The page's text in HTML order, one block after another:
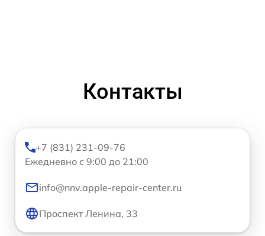
Контакты
+7 (831) 231-09-76
Ежедневно с 9:00 до 21:00
info@nnv.apple-repair-center.ru
Проспект Ленина, 33